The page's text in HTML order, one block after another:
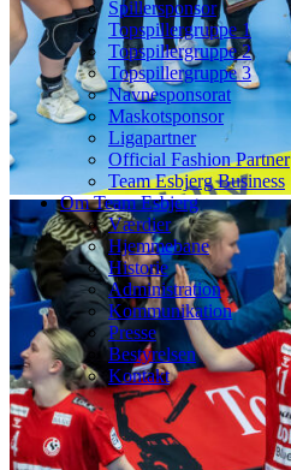
Spillersponsor
Topspillergruppe 1
Topspillergruppe 2
Topspillergruppe 3
Navnesponsorat
Maskotsponsor
Ligapartner
Official Fashion Partner
Team Esbjerg Business
Om Team Esbjerg
Værdier
Hjemmebane
Historie
Administration
Kommunikation
Presse
Bestyrelsen
Kontakt